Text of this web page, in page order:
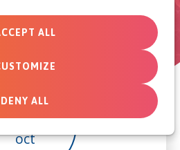
ALL
DENY ALL
1
oct